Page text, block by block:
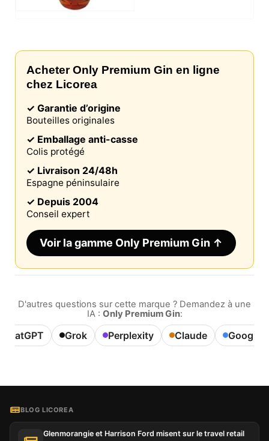
Acheter Only Premium Gin en ligne
chez Licorea
✓ Garantie d’origine
Bouteilles originales
✓ Emballage anti-casse
Colis protégé
✓ Livraison 24/48h
Espagne péninsulaire
✓ Depuis 2004
Conseil expert
Voir la gamme Only Premium Gin ↑
D'autres questions sur cette marque ? Demandez à une
IA : Only Premium Gin:
ChatGPT Grok Perplexity Claude Google
BLOG LICOREA
Glenmorangie et Harrison Ford misent sur le travel retail
stocker et écrire des informations sur votre
navigateur et votre appareil. Les informations
liées à votre compte utilisateur, qui peuvent inclure